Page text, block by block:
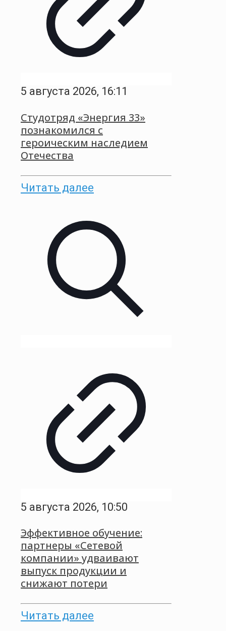
5 августа 2026, 16:11
Студотряд «Энергия 33»
познакомился с
героическим наследием
Отечества
Читать далее
5 августа 2026, 10:50
Эффективное обучение:
партнеры «Сетевой
компании» удваивают
выпуск продукции и
снижают потери
Читать далее